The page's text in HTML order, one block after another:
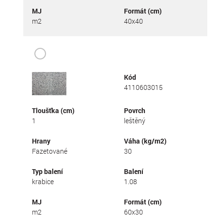
MJ
m2
Formát (cm)
40x40
Kód
4110603015
Tloušťka (cm)
1
Povrch
leštěný
Hrany
Fazetované
Váha (kg/m2)
30
Typ balení
krabice
Balení
1.08
MJ
m2
Formát (cm)
60x30